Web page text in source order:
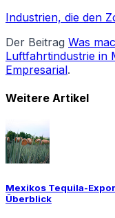
Industrien, die den
Der Beitrag Was
Luftfahrtindustrie in
Empresarial.
Weitere Artikel
Mexikos Tequila-
Überblick